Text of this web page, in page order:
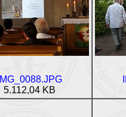
IMG_0088.JPG
5.112,04 KB